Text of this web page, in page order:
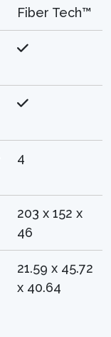
Fiber Tech™
4
203 x 152 x
46
21.59 x 45.72
x 40.64